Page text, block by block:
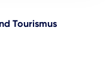
Tourismus